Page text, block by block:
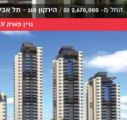
החל מ- 2,670,000
₪
/ הירקון 110 - תל אביב - יפו
גרין פארק TLV